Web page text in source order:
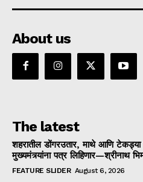
About us
The latest
शहरातील डोंगरउतार, माथे आणि टेकड्या
मुख्यमंत्र्यांना पत्र लिहिणार—श्रीनाथ
FEATURE SLIDER August 6, 2026